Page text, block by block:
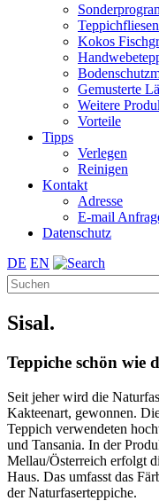
Teppichfliesen
Kokos
Gemusterte
Weitere
Vorteile
Tipps
Verlegen
Reinigen
Kontakt
Adresse
E-mail
Datenschutz
DE EN
Sisal.
Teppiche schön wie
Seit jeher wird die
Kakteenart, gewonnen.
Teppich verwendeten
und Tansania. In der
Mellau/Österreich erfolgt
Haus. Das umfasst das
der Naturfaserteppiche.